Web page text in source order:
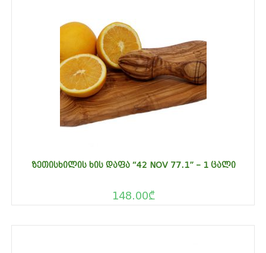
ᲖᲔᲗᲘᲡᲮᲘᲚᲘᲡ ᲮᲘᲡ ᲓᲐᲤᲐ “42 NOV 77.1” – 1 ᲪᲐᲚᲘ
148.00₾